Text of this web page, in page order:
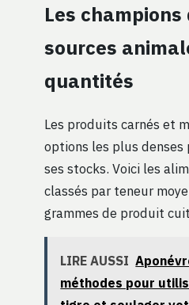
Les champions
sources
quantités
Les produits carnés et
options les plus
ses stocks. Voici les
classés par teneur
grammes de produit
LIRE AUSSI
méthodes pour